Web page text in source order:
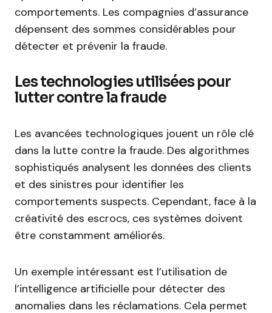
comportements. Les compagnies d’assurance
dépensent des sommes considérables pour
détecter et prévenir la fraude.
Les technologies utilisées pour
lutter contre la fraude
Les avancées technologiques jouent un rôle clé
dans la lutte contre la fraude. Des algorithmes
sophistiqués analysent les données des clients
et des sinistres pour identifier les
comportements suspects. Cependant, face à la
créativité des escrocs, ces systèmes doivent
être constamment améliorés.
Un exemple intéressant est l’utilisation de
l’intelligence artificielle pour détecter des
anomalies dans les réclamations. Cela permet